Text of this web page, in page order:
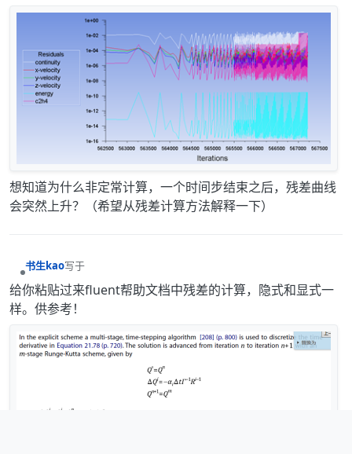
想知道为什么非定常计算，一个时间步结束之后，残差曲线
会突然上升？（希望从残差计算方法解释一下）
书生kao写于
最后由 编辑
给你粘贴过来fluent帮助文档中残差的计算，隐式和显式一
样。供参考！